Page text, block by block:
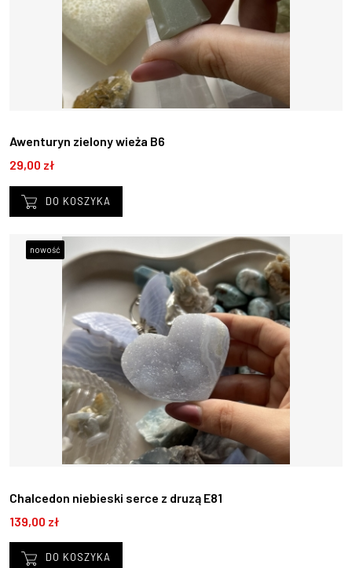
Awenturyn zielony wieża B6
29,00 zł
DO KOSZYKA
Chalcedon niebieski serce z druzą E81
139,00 zł
DO KOSZYKA
nowość